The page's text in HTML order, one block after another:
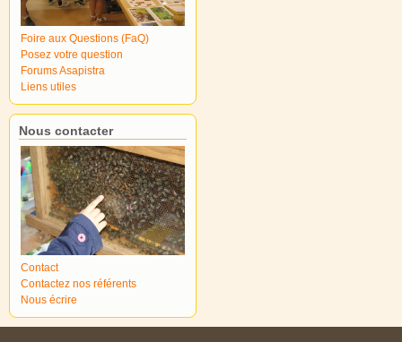
Foire aux Questions (FaQ)
Posez votre question
Forums Asapistra
Liens utiles
Nous contacter
Contact
Contactez nos référents
Nous écrire